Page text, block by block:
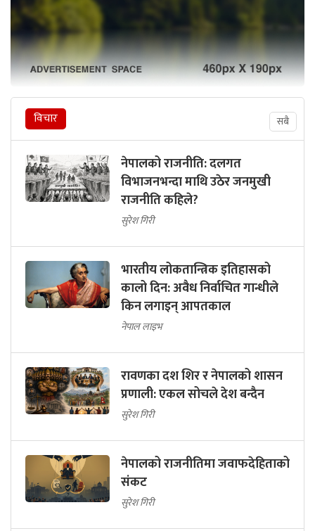
विचार सबै
नेपालको राजनीति: दलगत
विभाजनभन्दा माथि उठेर जनमुखी
राजनीति कहिले?
सुरेश गिरी
भारतीय लोकतान्त्रिक इतिहासको
कालो दिन: अवैध निर्वाचित गान्धीले
किन लगाइन् आपतकाल
नेपाल लाइभ
रावणका दश शिर र नेपालको शासन
प्रणाली: एकल सोचले देश बन्दैन
सुरेश गिरी
नेपालको राजनीतिमा जवाफदेहिताको
संकट
सुरेश गिरी